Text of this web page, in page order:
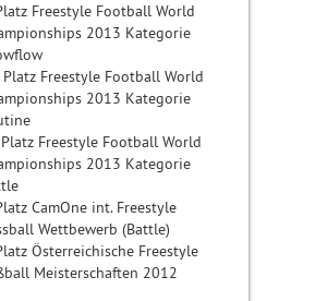
Freestyle Football World
2013 Kategorie
Platz Freestyle Football World
2013 Kategorie
Platz Freestyle Football World
2013 Kategorie
CamOne int. Freestyle
Wettbewerb (Battle)
Österreichische Freestyle
Meisterschaften 2012